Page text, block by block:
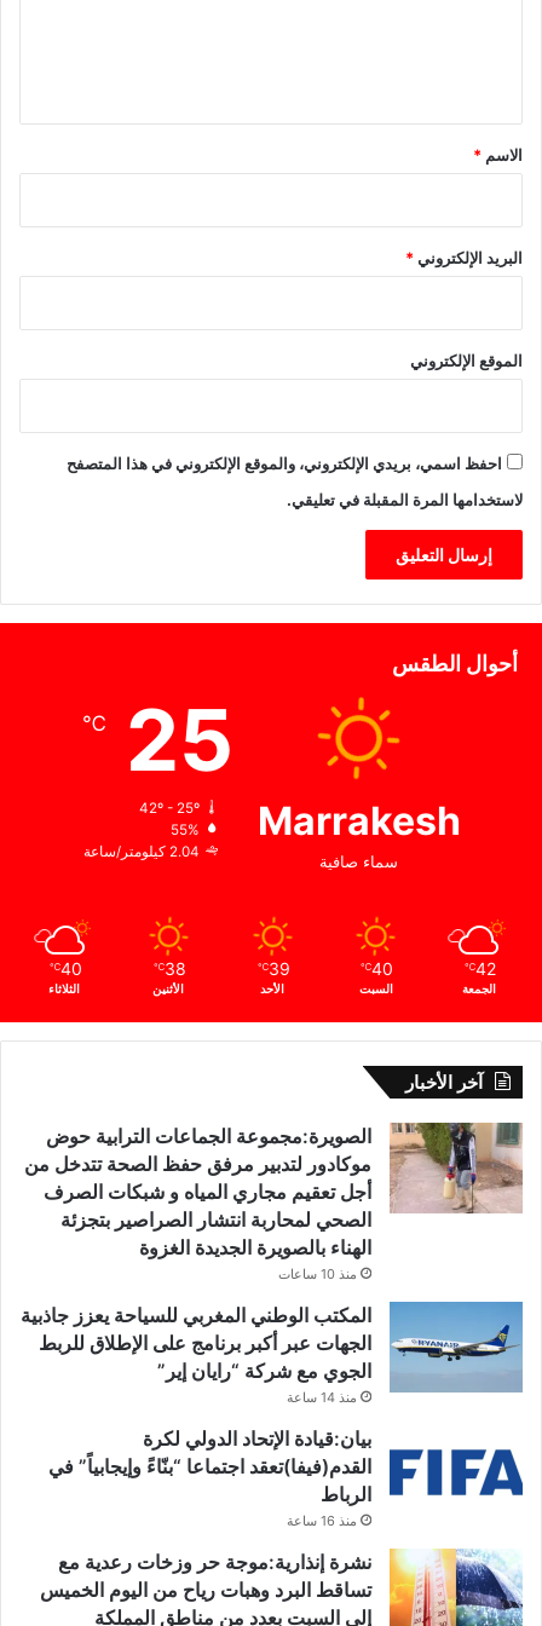
*
الاسم *
البريد الإلكتروني*
الموقع الإلكتروني
احفظ اسمي، بريدي الإلكتروني، والموقع الإلكتروني في هذا المتصفح
لاستخدامها المرة المقبلة في تعليقي.
أحوال الطقس
Marrakesh
سماء صافية
25
℃
42º - 25º
55%
2.04 كيلومتر/ساعة
42
℃
الجمعة
40
℃
السبت
39
℃
الأحد
38
℃
الأثنين
40
℃
الثلاثاء
آخر الأخبار
الصويرة:مجموعة الجماعات الترابية حوض
موكادور لتدبير مرفق حفظ الصحة تتدخل من
أجل تعقيم مجاري المياه و شبكات الصرف
الصحي لمحاربة انتشار الصراصير بتجزئة
الهناء بالصويرة الجديدة الغزوة
منذ 10 ساعات
المكتب الوطني المغربي للسياحة يعزز جاذبية
الجهات عبر أكبر برنامج على الإطلاق للربط
الجوي مع شركة “رايان إير”
منذ 14 ساعة
بيان:قيادة الإتحاد الدولي لكرة
القدم(فيفا)تعقد اجتماعا “بنّاءً وإيجابياً” في
الرباط
منذ 16 ساعة
نشرة إنذارية:موجة حر وزخات رعدية مع
تساقط البرد وهبات رياح من اليوم الخميس
إلى السبت بعدد من مناطق المملكة